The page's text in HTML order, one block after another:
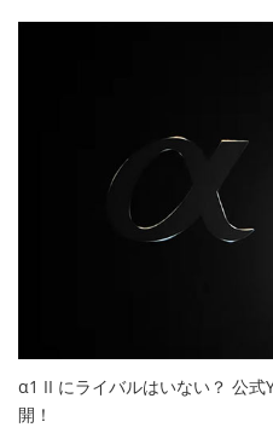
α1 II にライバルはいない？ 公
開！